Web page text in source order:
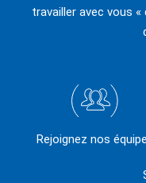
travailler avec vous
Rejoignez nos